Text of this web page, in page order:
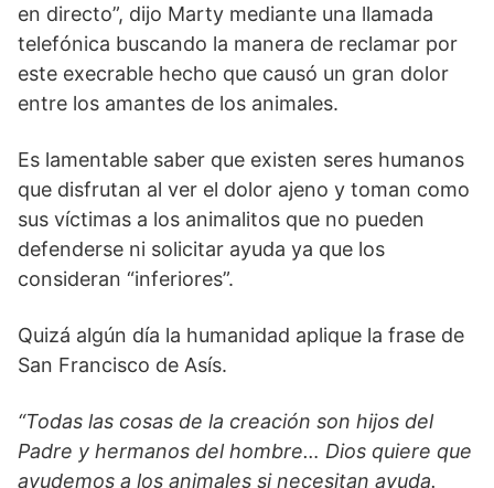
en directo”, dijo Marty mediante una llamada
telefónica buscando la manera de reclamar por
este execrable hecho que causó un gran dolor
entre los amantes de los animales.
Es lamentable saber que existen seres humanos
que disfrutan al ver el dolor ajeno y toman como
sus víctimas a los animalitos que no pueden
defenderse ni solicitar ayuda ya que los
consideran “inferiores”.
Quizá algún día la humanidad aplique la frase de
San Francisco de Asís.
“Todas las cosas de la creación son hijos del
Padre y hermanos del hombre… Dios quiere que
ayudemos a los animales si necesitan ayuda.